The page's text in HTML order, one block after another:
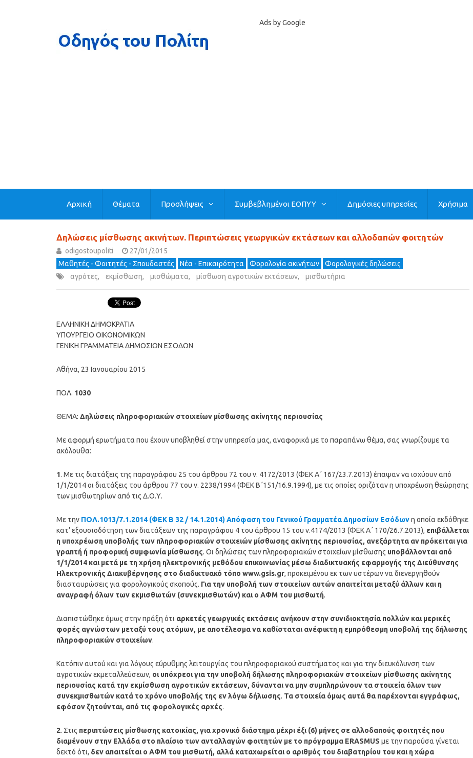
Ads by Google
Αρχική Θέματα Προσλήψεις Συμβεβλημένοι ΕΟΠΥΥ Δημόσιες υπηρεσίες Χρήσιμα
Δηλώσεις μίσθωσης ακινήτων. Περιπτώσεις γεωργικών εκτάσεων και αλλοδαπών φοιτητών
odigostoupoliti
27/01/2015
Μαθητές - Φοιτητές - Σπουδαστές
Νέα - Επικαιρότητα Φορολογία ακινήτων
Φορολογικές δηλώσεις
αγρότες, εκμίσθωση, μισθώματα, μίσθωση αγροτικών εκτάσεων, μισθωτήρια
ΕΛΛΗΝΙΚΗ ΔΗΜΟΚΡΑΤΙΑ
ΥΠΟΥΡΓΕΙΟ ΟΙΚΟΝΟΜΙΚΩΝ
ΓΕΝΙΚΗ ΓΡΑΜΜΑΤΕΙΑ ΔΗΜΟΣΙΩΝ ΕΣΟΔΩΝ
Αθήνα, 23 Ιανουαρίου 2015
ΠΟΛ. 1030
ΘΕΜΑ: Δηλώσεις πληροφοριακών στοιχείων μίσθωσης ακίνητης περιουσίας
Με αφορμή ερωτήματα που έχουν υποβληθεί στην υπηρεσία μας, αναφορικά με το παραπάνω θέμα, σας γνωρίζουμε τα
ακόλουθα:
1. Με τις διατάξεις της παραγράφου 25 του άρθρου 72 του ν. 4172/2013 (ΦΕΚ Α΄ 167/23.7.2013) έπαψαν να ισχύουν από
1/1/2014 οι διατάξεις του άρθρου 77 του ν. 2238/1994 (ΦΕΚ Β΄151/16.9.1994), με τις οποίες οριζόταν η υποχρέωση θεώρησης
των μισθωτηρίων από τις Δ.Ο.Υ.
Με την ΠΟΛ.1013/7.1.2014 (ΦΕΚ Β 32 / 14.1.2014) Απόφαση του Γενικού Γραμματέα Δημοσίων Εσόδωνη οποία εκδόθηκε
κατ’ εξουσιοδότηση των διατάξεων της παραγράφου 4 του άρθρου 15 του ν.4174/2013 (ΦΕΚ Α΄ 170/26.7.2013), επιβάλλεται
η υποχρέωση υποβολής των πληροφοριακών στοιχειών μίσθωσης ακίνητης περιουσίας, ανεξάρτητα αν πρόκειται για
γραπτή ή προφορική συμφωνία μίσθωσης. Οι δηλώσεις των πληροφοριακών στοιχείων μίσθωσης υποβάλλονται από
1/1/2014 και μετά με τη χρήση ηλεκτρονικής μεθόδου επικοινωνίας μέσω διαδικτυακής εφαρμογής της Διεύθυνσης
Ηλεκτρονικής Διακυβέρνησης στο διαδικτυακό τόπο www.gsis.gr, προκειμένου εκ των υστέρων να διενεργηθούν
διασταυρώσεις για φορολογικούς σκοπούς. Για την υποβολή των στοιχείων αυτών απαιτείται μεταξύ άλλων και η
αναγραφή όλων των εκμισθωτών (συνεκμισθωτών) και ο ΑΦΜ του μισθωτή.
Διαπιστώθηκε όμως στην πράξη ότι αρκετές γεωργικές εκτάσεις ανήκουν στην συνιδιοκτησία πολλών και μερικές
φορές αγνώστων μεταξύ τους ατόμων, με αποτέλεσμα να καθίσταται ανέφικτη η εμπρόθεσμη υποβολή της δήλωσης
πληροφοριακών στοιχείων.
Κατόπιν αυτού και για λόγους εύρυθμης λειτουργίας του πληροφοριακού συστήματος και για την διευκόλυνση των
αγροτικών εκμεταλλεύσεων, οι υπόχρεοι για την υποβολή δήλωσης πληροφοριακών στοιχείων μίσθωσης ακίνητης
περιουσίας κατά την εκμίσθωση αγροτικών εκτάσεων, δύνανται να μην συμπληρώνουν τα στοιχεία όλων των
συνεκμισθωτών κατά το χρόνο υποβολής της εν λόγω δήλωσης. Τα στοιχεία όμως αυτά θα παρέχονται εγγράφως,
εφόσον ζητούνται, από τις φορολογικές αρχές.
2. Στις περιπτώσεις μίσθωσης κατοικίας, για χρονικό διάστημα μέχρι έξι (6) μήνες σε αλλοδαπούς φοιτητές που
διαμένουν στην Ελλάδα στο πλαίσιο των ανταλλαγών φοιτητών με το πρόγραμμα ERASMUS με την παρούσα γίνεται
δεκτό ότι, δεν απαιτείται ο ΑΦΜ του μισθωτή, αλλά καταχωρείται ο αριθμός του διαβατηρίου του και η χώρα